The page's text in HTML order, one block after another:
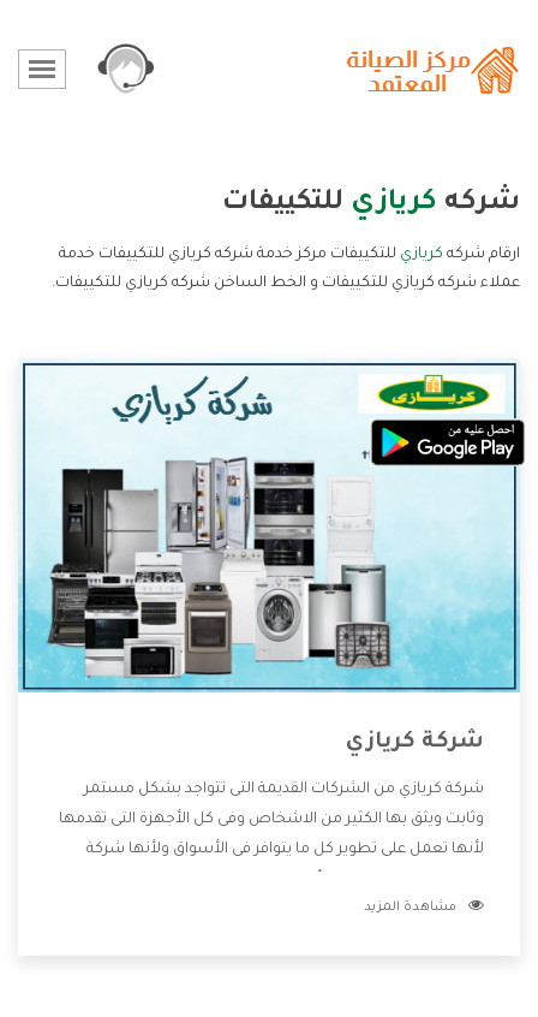
شركه كريازي للتكييفات
ارقام شركه كريازي للتكييفات مركز خدمة شركه كريازي للتكييفات خدمة
عملاء شركه كريازي للتكييفات و الخط الساخن شركه كريازي للتكييفات.
شركة كريازي
شركة كريازي من الشركات القديمة التى تتواجد بشكل مستمر
وثابت ويثق بها الكثير من الاشخاص وفى كل الأجهزة التى تقدمها
لأنها تعمل على تطوير كل ما يتوافر فى الأسواق ولأنها شركة
وتقدم للعملاء أقوى العروض والخصومات التى تسهل على
مشاهدة المزيد